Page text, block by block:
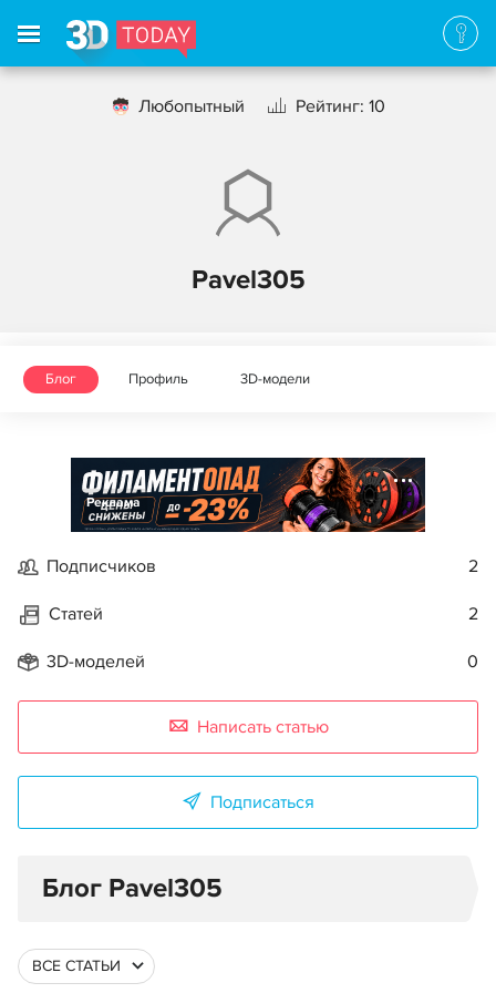
Любопытный Рейтинг: 10
Pavel305
Блог Профиль 3D-модели
Реклама
Подписчиков 2
Статей 2
3D-моделей 0
Написать статью
Подписаться
Блог Pavel305
ВСЕ СТАТЬИ